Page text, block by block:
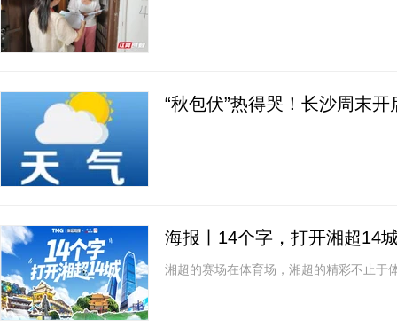
“秋包伏”热得哭！长沙周末开
海报丨14个字，打开湘超14
湘超的赛场在体育场，湘超的精彩不止于